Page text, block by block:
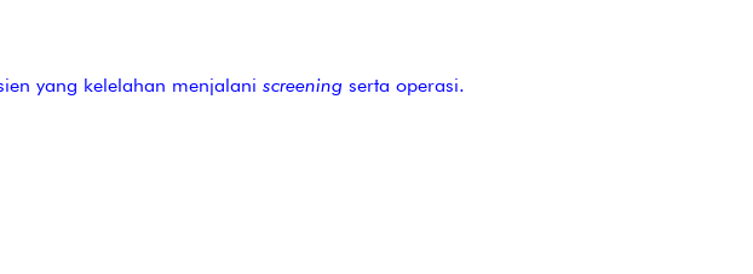
yang kelelahan menjalani screening serta operasi.